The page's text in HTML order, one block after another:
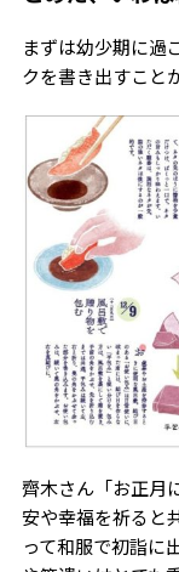
まずは幼少期に過
クを書き出すこと
齊木さん「お正月
安や幸福を祈ると
って和服で初詣に